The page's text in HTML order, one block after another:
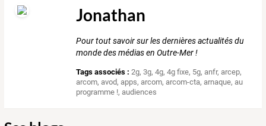
Jonathan
Pour tout savoir sur les dernières actualités du
monde des médias en Outre-Mer !
Tags associés : 2g,3g,4g,4g fixe, 5g,anfr,arcep,
arcom,avod,apps,arcom,arcom-cta,arnaque,au
programme !,audiences